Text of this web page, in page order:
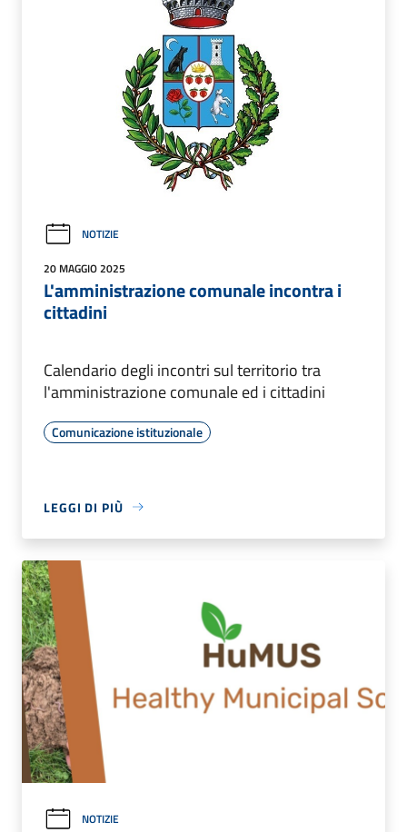
NOTIZIE
20 MAGGIO 2025
L'amministrazione comunale incontra i
cittadini
Calendario degli incontri sul territorio tra
l'amministrazione comunale ed i cittadini
Comunicazione istituzionale
LEGGI DI PIÙ
NOTIZIE